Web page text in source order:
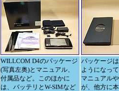
WILLCOM D4のパッケージ
(写真左奥)とマニュアル、
付属品など。このほかに
は、バッテリとW-SIMなど
パッケージ
ようになっ
マニュアル
が、他方に